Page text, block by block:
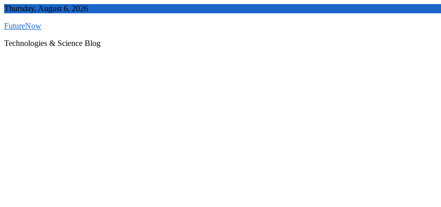
Skip
content
Thursday, August 6, 2026
FutureNow
Technologies & Science Blog